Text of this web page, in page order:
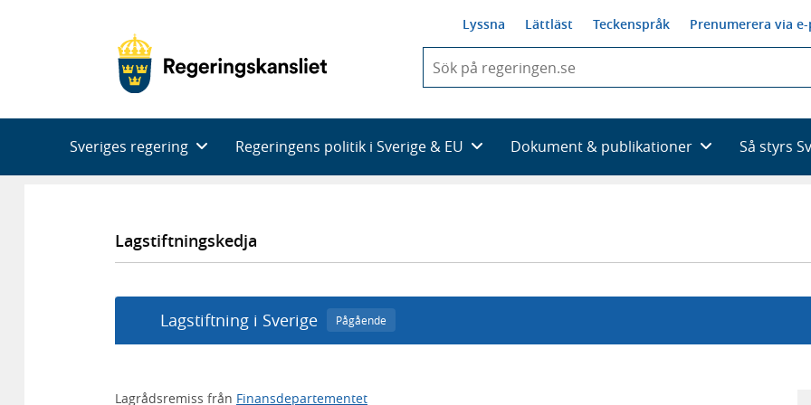
Lyssna Lättläst Teckenspråk Prenumerera via
du
skriva
framträder
en
Sveriges regering Regeringens politik i Sverige & EU Dokument & publikationer Så styrs
Lagstiftningskedja
Lagstiftning i Sverige Pågående
Lagrådsremiss från Finansdepartementet